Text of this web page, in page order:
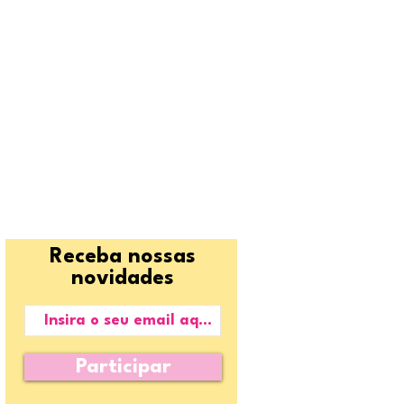
Receba nossas
novidades
Participar